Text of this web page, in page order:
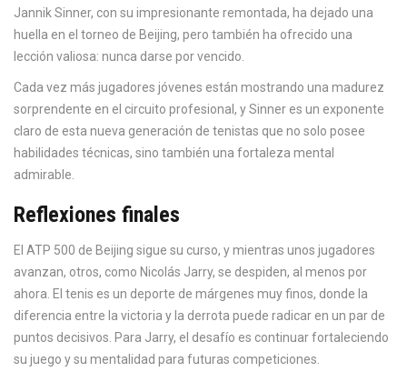
Jannik Sinner, con su impresionante remontada, ha dejado una
huella en el torneo de Beijing, pero también ha ofrecido una
lección valiosa: nunca darse por vencido.
Cada vez más jugadores jóvenes están mostrando una madurez
sorprendente en el circuito profesional, y Sinner es un exponente
claro de esta nueva generación de tenistas que no solo posee
habilidades técnicas, sino también una fortaleza mental
admirable.
Reflexiones finales
El ATP 500 de Beijing sigue su curso, y mientras unos jugadores
avanzan, otros, como Nicolás Jarry, se despiden, al menos por
ahora. El tenis es un deporte de márgenes muy finos, donde la
diferencia entre la victoria y la derrota puede radicar en un par de
puntos decisivos. Para Jarry, el desafío es continuar fortaleciendo
su juego y su mentalidad para futuras competiciones.